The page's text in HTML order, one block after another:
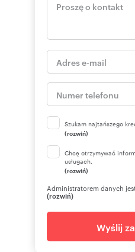
Szukam najtańszego
(rozwiń)
Chcę otrzymywać
usługach.
(rozwiń)
Administratorem danych
(rozwiń)
Wyślij